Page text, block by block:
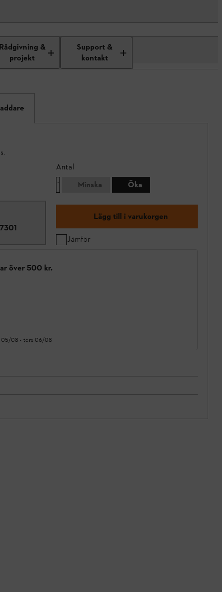
&
projekt
Support &
kontakt
Antal
Minska
Öka
Lägg till i varukorgen
Jämför
över 500 kr.
05/08 - tors 06/08